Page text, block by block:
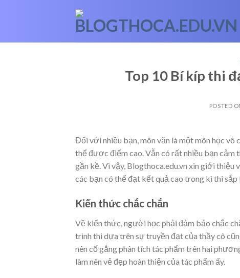
Top 10 Bí kíp thi
POSTED
Đối với nhiều bạn, môn văn là một môn học vô
thể được điểm cao. Vẫn có rất nhiều bạn cảm
gần kề. Vì vậy, Blogthoca.edu.vn xin giới thiệu
các bạn có thể đạt kết quả cao trong kì thi
Kiến thức chắc chắn
Về kiến thức, người học phải đảm bảo chắc
trình thi dựa trên sự truyền đạt của thầy cô
nên cố gắng phân tích tác phẩm trên hai
làm nên vẻ đẹp hoàn thiện của tác phẩm ấy.